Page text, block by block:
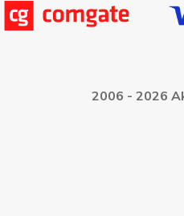
2006 - 2026